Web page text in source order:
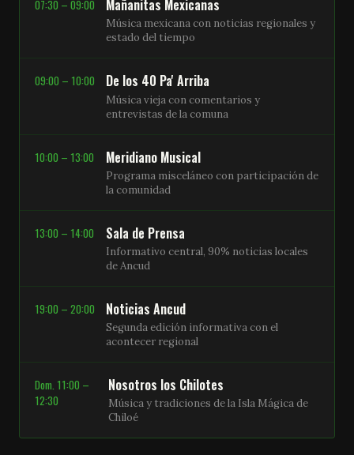
07:30 – 09:00 Mañanitas Mexicanas
Música mexicana con noticias regionales y
estado del tiempo
09:00 – 10:00 De los 40 Pa' Arriba
Música vieja con comentarios y
entrevistas de la comuna
10:00 – 13:00 Meridiano Musical
Programa misceláneo con participación de
la comunidad
13:00 – 14:00 Sala de Prensa
Informativo central, 90% noticias locales
de Ancud
19:00 – 20:00 Noticias Ancud
Segunda edición informativa con el
acontecer regional
Dom. 11:00 –
12:30
Nosotros los Chilotes
Música y tradiciones de la Isla Mágica de
Chiloé